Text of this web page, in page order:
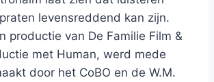
levensreddend kan zijn.
productie van De Familie Film &
met Human, werd mede
door het CoBO en de W.M.